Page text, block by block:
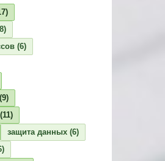
(6)
(9)
(11)
защита данных (6)